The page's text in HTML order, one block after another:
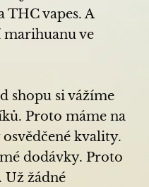
THC vapes. A
marihuanu ve
shopu si vážíme
Proto máme na
kvality.
dodávky. Proto
Už žádné